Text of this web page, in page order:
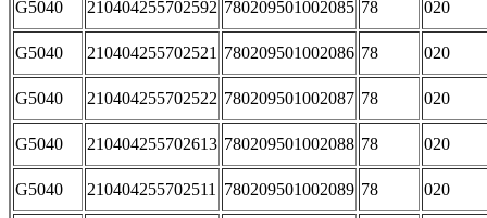
G5040 210404255702592 780209501002085 78 020
G5040 210404255702521 780209501002086 78 020
G5040 210404255702522 780209501002087 78 020
G5040 210404255702613 780209501002088 78 020
G5040 210404255702511 780209501002089 78 020